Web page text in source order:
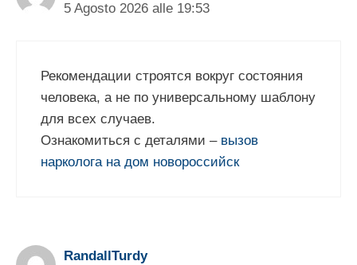
5 Agosto 2026 alle 19:53
Рекомендации строятся вокруг состояния
человека, а не по универсальному шаблону
для всех случаев.
Ознакомиться с деталями – вызов
нарколога на дом новороссийск
RandallTurdy